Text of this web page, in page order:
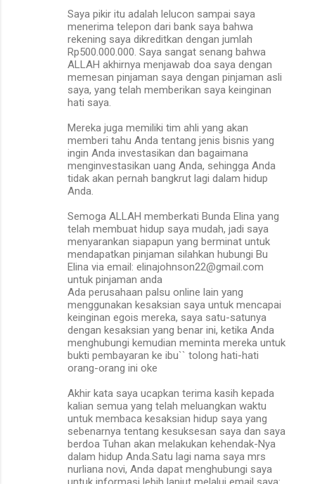
Saya pikir itu adalah lelucon sampai saya
menerima telepon dari bank saya bahwa
rekening saya dikreditkan dengan jumlah
Rp500.000.000. Saya sangat senang bahwa
ALLAH akhirnya menjawab doa saya dengan
memesan pinjaman saya dengan pinjaman asli
saya, yang telah memberikan saya keinginan
hati saya.
Mereka juga memiliki tim ahli yang akan
memberi tahu Anda tentang jenis bisnis yang
ingin Anda investasikan dan bagaimana
menginvestasikan uang Anda, sehingga Anda
tidak akan pernah bangkrut lagi dalam hidup
Anda.
Semoga ALLAH memberkati Bunda Elina yang
telah membuat hidup saya mudah, jadi saya
menyarankan siapapun yang berminat untuk
mendapatkan pinjaman silahkan hubungi Bu
Elina via email: elinajohnson22@gmail.com
untuk pinjaman anda
Ada perusahaan palsu online lain yang
menggunakan kesaksian saya untuk mencapai
keinginan egois mereka, saya satu-satunya
dengan kesaksian yang benar ini, ketika Anda
menghubungi kemudian meminta mereka untuk
bukti pembayaran ke ibu`` tolong hati-hati
orang-orang ini oke
Akhir kata saya ucapkan terima kasih kepada
kalian semua yang telah meluangkan waktu
untuk membaca kesaksian hidup saya yang
sebenarnya tentang kesuksesan saya dan saya
berdoa Tuhan akan melakukan kehendak-Nya
dalam hidup Anda.Satu lagi nama saya mrs
nurliana novi, Anda dapat menghubungi saya